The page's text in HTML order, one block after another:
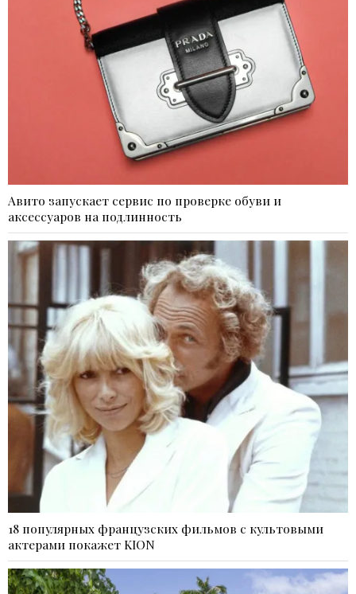
Авито запускает сервис по проверке обуви и
аксессуаров на подлинность
18 популярных французских фильмов с культовыми
актерами покажет KION